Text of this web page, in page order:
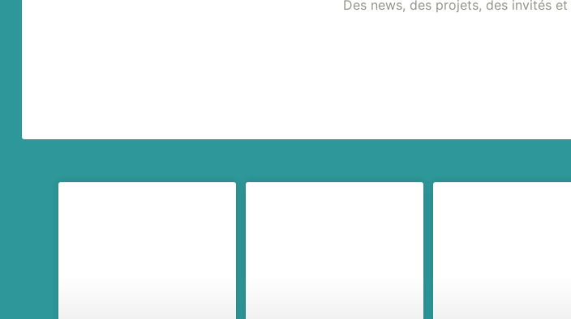
Des news, des projets, des invités